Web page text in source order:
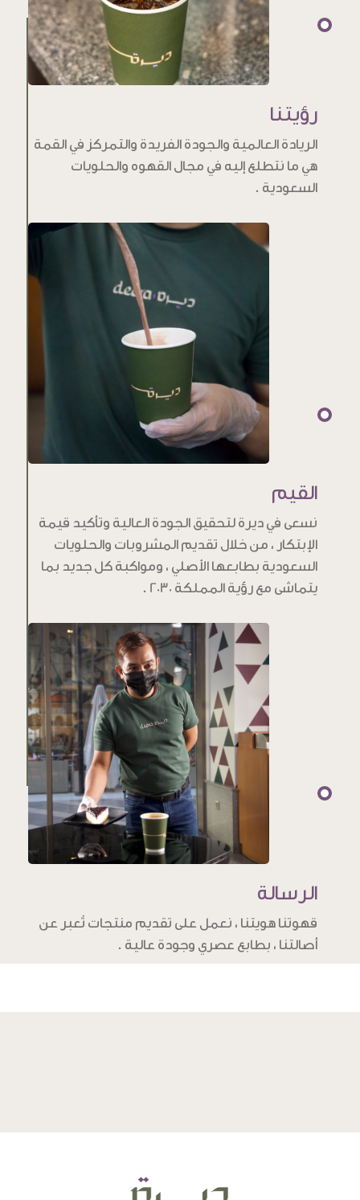
رؤيتنا
الريادة العالمية والجودة الفريدة والتمركز في القمة
هي ما نتطلع إليه في مجال القهوه والحلويات
السعودية .
القيم
نسعى في ديرة لتحقيق الجودة العالية وتأكيد قيمة
الإبتكار ، من خلال تقديم المشروبات والحلويات
السعودية بطابعها الأصلي ، ومواكبة كل جديد بما
يتماشى مع رؤية المملكة 2030 .
الرسالة
قهوتنا هويتنا ، نعمل على تقديم منتجات تُعبر عن
أصالتنا ، بطابع عصري وجودة عالية .